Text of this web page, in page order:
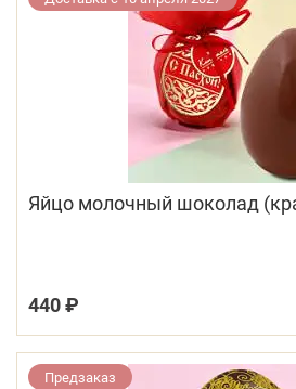
Яйцо молочный шоколад
440 ₽
Предзаказ